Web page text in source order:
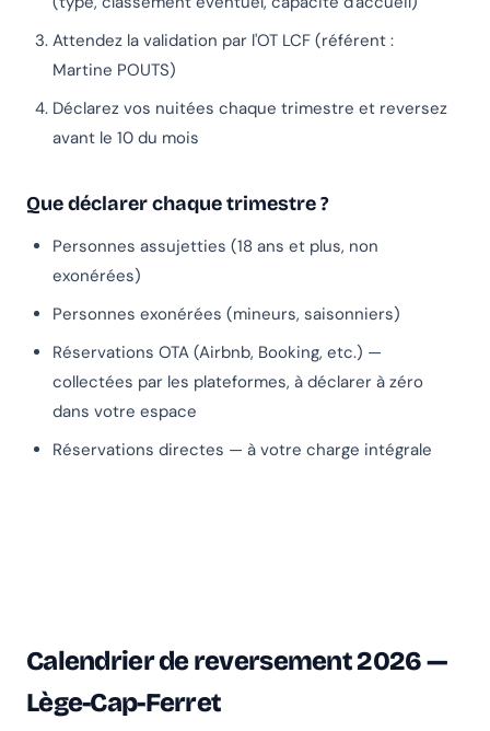
Attendez la validation par l'OT LCF (référent :
Martine POUTS)
Déclarez vos nuitées chaque trimestre et reversez
avant le 10 du mois
Que déclarer chaque trimestre ?
Personnes assujetties (18 ans et plus, non
exonérées)
Personnes exonérées (mineurs, saisonniers)
Réservations OTA (Airbnb, Booking, etc.) —
collectées par les plateformes, à déclarer à zéro
dans votre espace
Réservations directes — à votre charge intégrale
Calendrier de reversement 2026 —
Lège-Cap-Ferret